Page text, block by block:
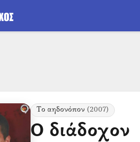
Το αηδονόπον (2007)
Ο διάδοχον